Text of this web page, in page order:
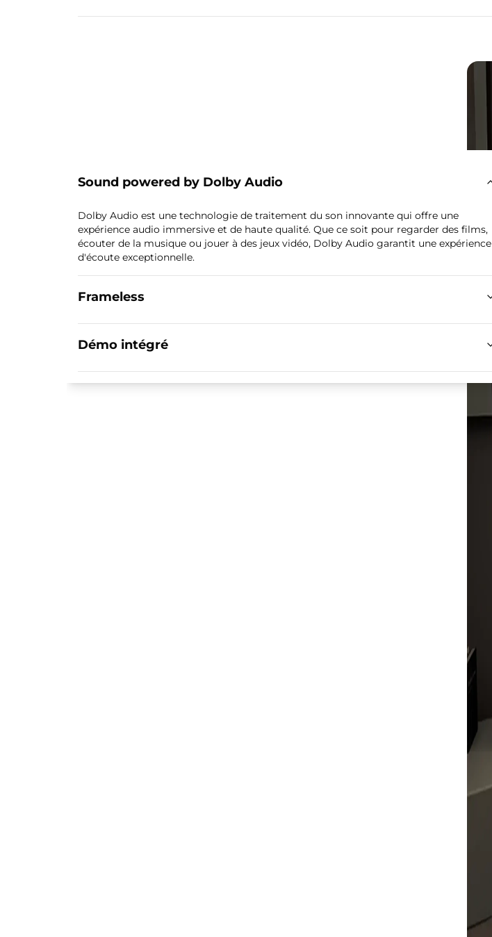
Sound powered by Dolby Audio
Dolby Audio est une technologie de traitement du son innovante qui offre une
expérience audio immersive et de haute qualité. Que ce soit pour regarder des films,
écouter de la musique ou jouer à des jeux vidéo, Dolby Audio garantit une expérience
d'écoute exceptionnelle.
Frameless
Démo intégré